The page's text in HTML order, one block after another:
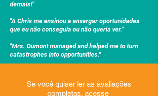
demais!"
"A Chris me ensinou a enxergar oportunidades
que eu não conseguia ou não queria ver."
"Mrs. Dumont managed and helped me to turn
catastrophes into opportunities."
Se você quiser ler as avaliações
completas, acesse